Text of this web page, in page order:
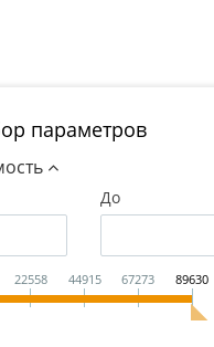
параметров
До
22558 44915 67273 89630